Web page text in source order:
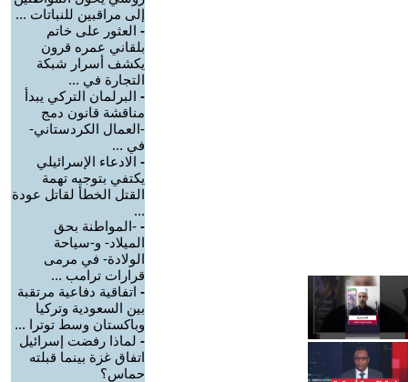
إلى مراقبين للنباتات ...
- العثور على خاتم
بلقاني عمره قرون
يكشف أسرار شبكة
التجارة في ...
- البرلمان التركي يبدأ
مناقشة قانون دمج
-العمال الكردستاني-
في ...
- الادعاء الإسرائيلي
يكتفي بتوجيه تهمة
القتل الخطأ لقاتل عودة
...
- -المواطنة بحق
الميلاد- و-سياحة
الولادة- في مرمى
قرارات ترامب ...
- اتفاقية دفاعية مرتقبة
بين السعودية وتركيا
وباكستان وسط توترا ...
- لماذا رفضت إسرائيل
اتفاق غزة بينما قبلته
حماس؟